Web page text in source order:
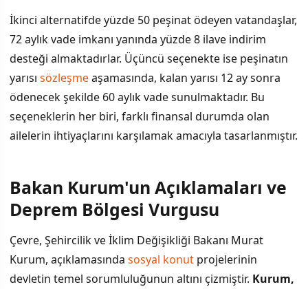
İkinci alternatifde yüzde 50 peşinat ödeyen vatandaşlar,
72 aylık vade imkanı yanında yüzde 8 ilave indirim
desteği almaktadırlar. Üçüncü seçenekte ise peşinatın
yarısı sözleşmeaşamasında, kalan yarısı 12 ay sonra
ödenecek şekilde 60 aylık vade sunulmaktadır. Bu
seçeneklerin her biri, farklı finansal durumda olan
ailelerin ihtiyaçlarını karşılamak amacıyla tasarlanmıştır.
Bakan Kurum'un Açıklamaları ve
Deprem Bölgesi Vurgusu
Çevre, Şehircilik ve İklim Değişikliği Bakanı Murat
Kurum, açıklamasında sosyal konut projelerinin
devletin temel sorumluluğunun altını çizmiştir. Kurum,